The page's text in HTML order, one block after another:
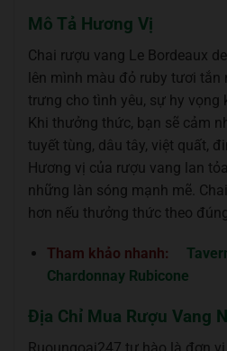
Mô Tả Hương Vị
Chai rượu vang Le Bordeaux
lên mình màu đỏ ruby tươi tắn
trưng cho tình yêu, sự hy vọng
Khi thưởng thức, bạn sẽ cảm
tuyết tùng, dâu tây, việt quất,
Hương vị của rượu vang lan
những làn sóng mạnh mẽ.
hơn nếu thưởng thức theo
Tham khảo nhanh:
Chardonnay Rubicone
Địa Chỉ Mua Rượu Vang